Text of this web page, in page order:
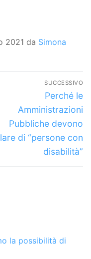
2021 da Simona
SUCCESSIVO
Articolo
successivo:
Perché le
Amministrazioni
Pubbliche devono
di “persone con
disabilità”
la possibilità di